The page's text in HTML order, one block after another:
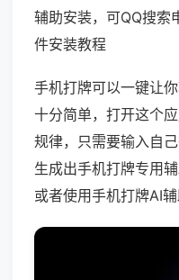
辅助安装，可QQ搜
件安装教程
手机打牌可以一键让
十分简单，打开这个
规律，只需要输入自
生成出手机打牌专用
或者使用手机打牌AI辅